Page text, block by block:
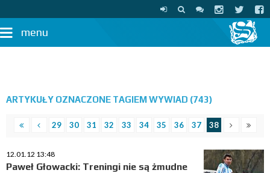
menu
ARTYKUŁY OZNACZONE TAGIEM WYWIAD (743)
29 30 31 32 33 34 35 36 37 38
12.01.12 13:48
Paweł Głowacki: Treningi nie są żmudne